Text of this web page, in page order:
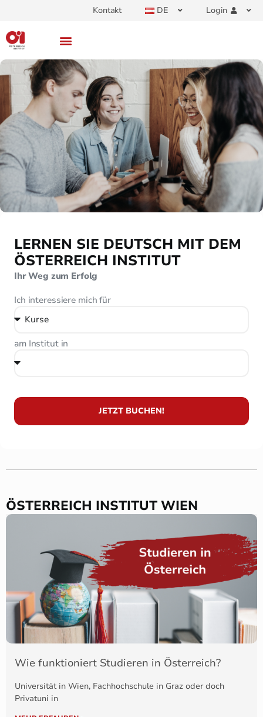
Kontakt DE Login
LERNEN SIE DEUTSCH MIT DEM
ÖSTERREICH INSTITUT
Ihr Weg zum Erfolg
Ich interessiere mich für
am Institut in
JETZT BUCHEN!
ÖSTERREICH INSTITUT WIEN
Wie funktioniert Studieren in Österreich?
Universität in Wien, Fachhochschule in Graz oder doch
Privatuni in